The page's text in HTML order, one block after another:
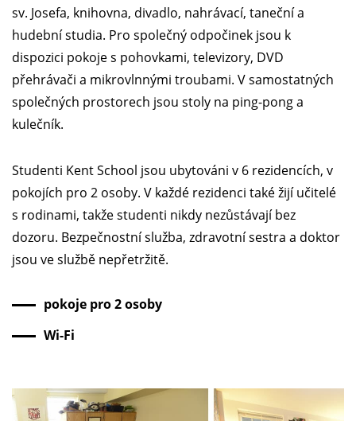
sv. Josefa, knihovna, divadlo, nahrávací, taneční a
hudební studia. Pro společný odpočinek jsou k
dispozici pokoje s pohovkami, televizory, DVD
přehrávači a mikrovlnnými troubami. V samostatných
společných prostorech jsou stoly na ping-pong a
kulečník.
Studenti Kent School jsou ubytováni v 6 rezidencích, v
pokojích pro 2 osoby. V každé rezidenci také žijí učitelé
s rodinami, takže studenti nikdy nezůstávají bez
dozoru. Bezpečnostní služba, zdravotní sestra a doktor
jsou ve službě nepřetržitě.
pokoje pro 2 osoby
Wi-Fi